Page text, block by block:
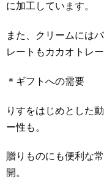
に加工しています。
また、クリームには
レートもカカオトレ
＊ギフトへの需要
りすをはじめとした
ー性も。
贈りものにも便利な
開。